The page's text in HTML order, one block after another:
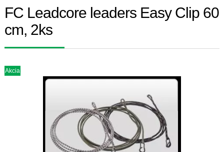
FC Leadcore leaders Easy Clip 60
cm, 2ks
Akcia